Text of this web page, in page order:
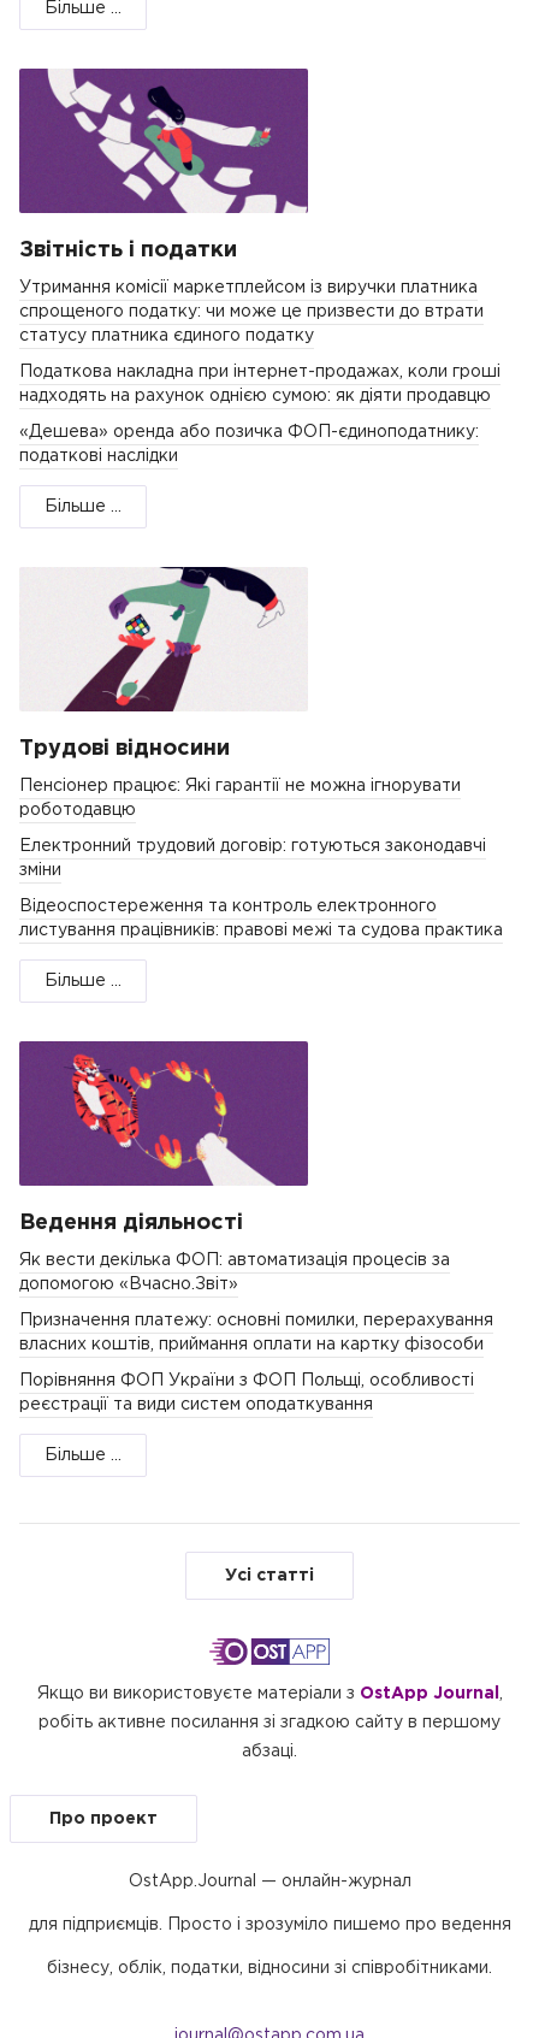
Більше ...
Звітність і податки
Утримання комісії маркетплейсом із виручки платника
спрощеного податку: чи може це призвести до втрати
статусу платника єдиного податку
Податкова накладна при інтернет-продажах, коли гроші
надходять на рахунок однією сумою: як діяти продавцю
«Дешева» оренда або позичка ФОП-єдиноподатнику:
податкові наслідки
Більше ...
Трудові відносини
Пенсіонер працює: Які гарантії не можна ігнорувати
роботодавцю
Електронний трудовий договір: готуються законодавчі
зміни
Відеоспостереження та контроль електронного
листування працівників: правові межі та судова практика
Більше ...
Ведення діяльності
Як вести декілька ФОП: автоматизація процесів за
допомогою «Вчасно.Звіт»
Призначення платежу: основні помилки, перерахування
власних коштів, приймання оплати на картку фізособи
Порівняння ФОП України з ФОП Польщі, особливості
реєстрації та види систем оподаткування
Більше ...
Усі статті
Якщо ви використовуєте матеріали з OstApp Journal ,
робіть активне посилання зі згадкою сайту в першому
абзаці.
Про проект
OstApp.Journal — онлайн-журнал
для підприємців. Просто і зрозуміло пишемо про ведення
бізнесу, облік, податки, відносини зі співробітниками.